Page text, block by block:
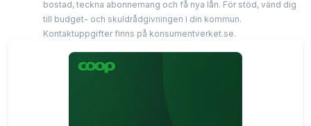
bostad, teckna abonnemang och få nya lån. För stöd, vänd dig
till budget- och skuldrådgivningen i din kommun.
Kontaktuppgifter finns på konsumentverket.se.